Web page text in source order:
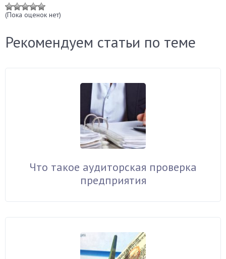
(Пока оценок нет)
Рекомендуем статьи по теме
Что такое аудиторская проверка
предприятия